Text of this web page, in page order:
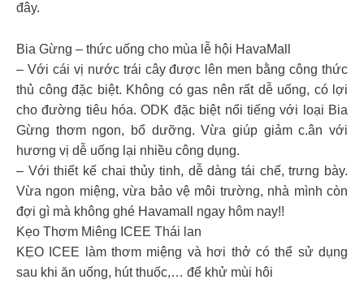
đây.
Bia Gừng – thức uống cho mùa lễ hội HavaMall
– Với cái vị nước trái cây được lên men bằng công thức
thủ công đặc biệt. Không có gas nên rất dễ uống, có lợi
cho đường tiêu hóa. ODK đặc biệt nổi tiếng với loại Bia
Gừng thơm ngon, bổ dưỡng. Vừa giúp giảm c.ân với
hương vị dễ uống lại nhiều công dụng.
– Với thiết kế chai thủy tinh, dễ dàng tái chế, trưng bày.
Vừa ngon miệng, vừa bảo vệ môi trường, nhà mình còn
đợi gì mà không ghé Havamall ngay hôm nay!!
Kẹo Thơm Miêng ICEE Thái lan
KẸO ICEE làm thơm miệng và hơi thở có thể sử dụng
sau khi ăn uống, hút thuốc,… để khử mùi hôi